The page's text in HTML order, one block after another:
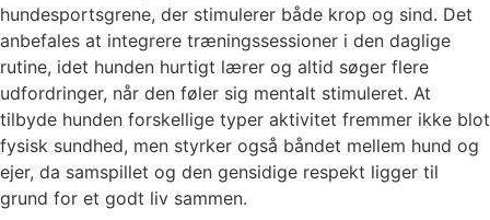
hundesportsgrene, der stimulerer både krop og sind. Det
anbefales at integrere træningssessioner i den daglige
rutine, idet hunden hurtigt lærer og altid søger flere
udfordringer, når den føler sig mentalt stimuleret. At
tilbyde hunden forskellige typer aktivitet fremmer ikke blot
fysisk sundhed, men styrker også båndet mellem hund og
ejer, da samspillet og den gensidige respekt ligger til
grund for et godt liv sammen.